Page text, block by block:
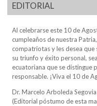
EDITORIAL
Al celebrarse este 10 de
cumpleaños de nuestra
compatriotas y les desea
su triunfo y éxito personal,
ecuatoriana que se distingue
responsable. ¡Viva el 10 de
Dr. Marcelo Arboleda Segovia
(Editorial póstumo de esta